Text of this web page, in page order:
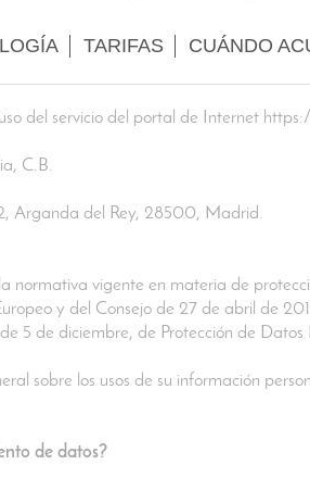
TARIFAS CUÁNDO
del servicio del portal de Internet
C.B.
Arganda del Rey, 28500, Madrid.
normativa vigente en materia de
y del Consejo de 27 de abril de
5 de diciembre, de Protección de Datos
sobre los usos de su información
de datos?